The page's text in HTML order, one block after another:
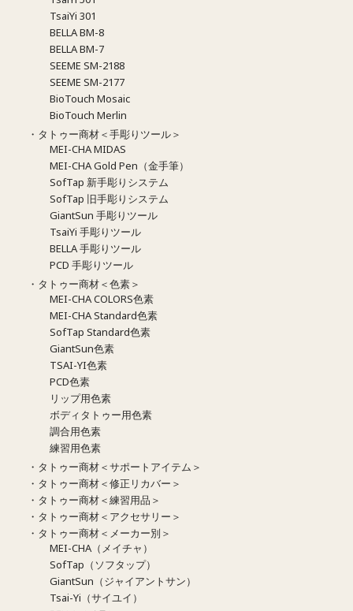
TsaiYi 301
BELLA BM-8
BELLA BM-7
SEEME SM-2188
SEEME SM-2177
BioTouch Mosaic
BioTouch Merlin
・タトゥー商材＜手彫りツール＞
MEI-CHA MIDAS
MEI-CHA Gold Pen（金手筆）
SofTap 新手彫りシステム
SofTap 旧手彫りシステム
GiantSun 手彫りツール
TsaiYi 手彫りツール
BELLA 手彫りツール
PCD 手彫りツール
・タトゥー商材＜色素＞
MEI-CHA COLORS色素
MEI-CHA Standard色素
SofTap Standard色素
GiantSun色素
TSAI-YI色素
PCD色素
リップ用色素
ボディタトゥー用色素
調合用色素
練習用色素
・タトゥー商材＜サポートアイテム＞
・タトゥー商材＜修正リカバー＞
・タトゥー商材＜練習用品＞
・タトゥー商材＜アクセサリー＞
・タトゥー商材＜メーカー別＞
MEI-CHA（メイチャ）
SofTap（ソフタップ）
GiantSun（ジャイアントサン）
Tsai-Yi（サイユイ）